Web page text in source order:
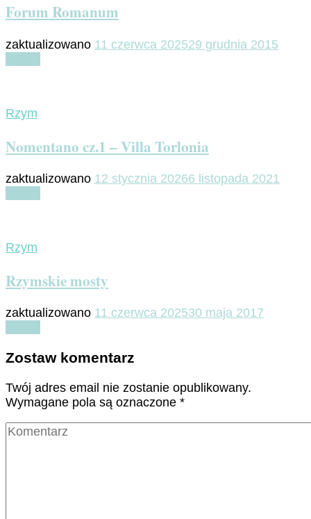
Forum Romanum
zaktualizowano 11 czerwca 202529 grudnia 2015
Rzym
Nomentano cz.1 – Villa Torlonia
zaktualizowano 12 stycznia 20266 listopada 2021
Rzym
Rzymskie mosty
zaktualizowano 11 czerwca 202530 maja 2017
Zostaw komentarz
Twój adres email nie zostanie opublikowany.
Wymagane pola są oznaczone *